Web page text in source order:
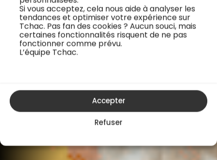
Si vous acceptez, cela nous aide à analyser les
tendances et optimiser votre expérience sur
Tchac. Pas fan des cookies ? Aucun souci, mais
certaines fonctionnalités risquent de ne pas
fonctionner comme prévu.
L’équipe Tchac.
Accepter
Refuser